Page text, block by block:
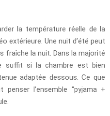
la température réelle de la
extérieure. Une nuit d’été peut
fraîche la nuit. Dans la majorité
suffit si la chambre est bien
adaptée dessous. Ce que
l’ensemble “pyjama +